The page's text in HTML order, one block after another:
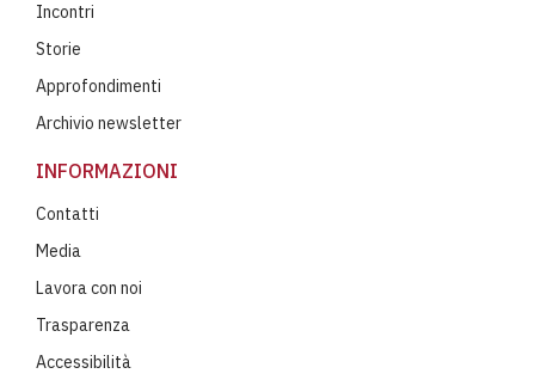
Incontri
Storie
Approfondimenti
Archivio newsletter
INFORMAZIONI
Contatti
Media
Lavora con noi
Trasparenza
Accessibilità